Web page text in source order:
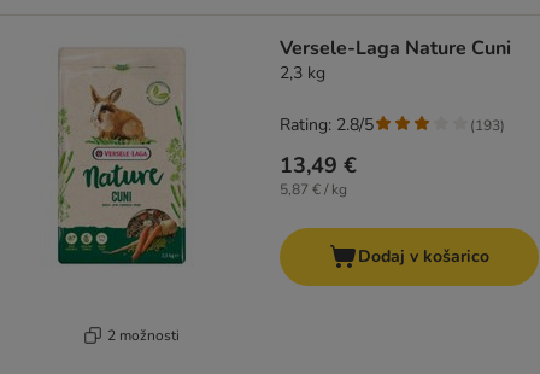
2 možnosti
Versele-Laga Nature Cuni
2,3 kg
13,49 €
5,87 € / kg
Rating: 2.8/5 (193)
Dodaj v košarico